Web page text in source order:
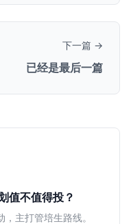
下一篇 →
已经是最后一篇
值不值得投？
主打管培生路线。